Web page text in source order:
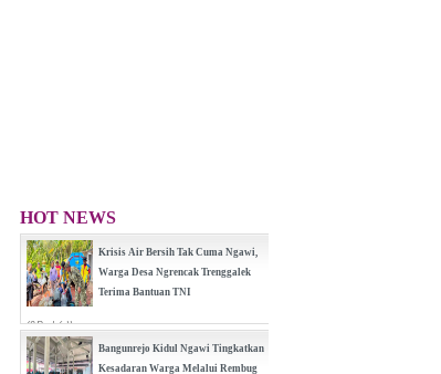
HOT NEWS
Krisis Air Bersih Tak Cuma Ngawi,
Warga Desa Ngrencak Trenggalek
Terima Bantuan TNI
(0 Reply(s))
Bangunrejo Kidul Ngawi Tingkatkan
Kesadaran Warga Melalui Rembug